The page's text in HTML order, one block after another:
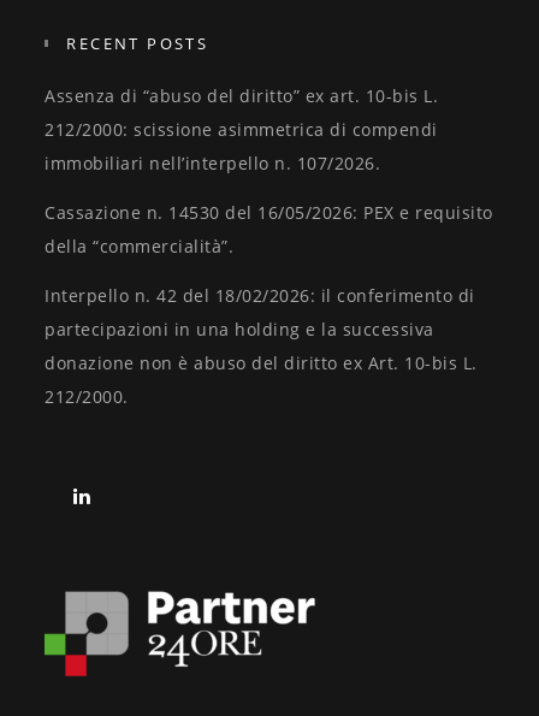
RECENT POSTS
Assenza di “abuso del diritto” ex art. 10-bis L.
212/2000: scissione asimmetrica di compendi
immobiliari nell’interpello n. 107/2026.
Cassazione n. 14530 del 16/05/2026: PEX e requisito
della “commercialità”.
Interpello n. 42 del 18/02/2026: il conferimento di
partecipazioni in una holding e la successiva
donazione non è abuso del diritto ex Art. 10-bis L.
212/2000.